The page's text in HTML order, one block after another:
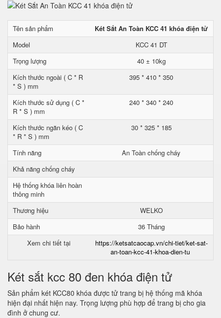
Tên sản phẩm
Két Sắt An Toàn KCC 41 khóa điện tử
Model
KCC 41 DT
Trọng lượng
40 ± 10kg
Kích thước ngoài ( C * R
* S ) mm
395 * 410 * 350
Kích thước sử dụng ( C *
R * S ) mm
240 * 340 * 240
Kích thước ngăn kéo ( C
* R * S ) mm
30 * 325 * 185
Tính năng
An Toàn chống cháy
Khả năng chống cháy
Hệ thống khóa liên hoàn
thông minh
Thương hiệu
WELKO
Bảo hành
36 Tháng
Xem chi tiết tại
https://ketsatcaocap.vn/chi-tiet/ket-sat-
an-toan-kcc-41-khoa-dien-tu
Két sắt kcc 80 đen khóa điện tử
Sản phẩm két KCC80 khóa được tử trang bị hệ thống mã khóa
hiện đại nhất hiện nay. Trọng lượng phù hợp để trang bị cho gia
đình ở chung cư.